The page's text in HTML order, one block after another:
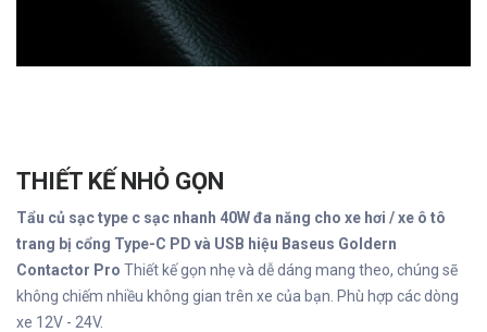
THIẾT KẾ NHỎ GỌN
Tẩu củ sạc type c sạc nhanh 40W đa năng cho xe hơi / xe ô tô
trang bị cổng Type-C PD và USB hiệu Baseus Goldern
Contactor Pro Thiết kế gọn nhẹ và dễ dáng mang theo, chúng sẽ
không chiếm nhiều không gian trên xe của bạn. Phù hợp các dòng
xe 12V - 24V.